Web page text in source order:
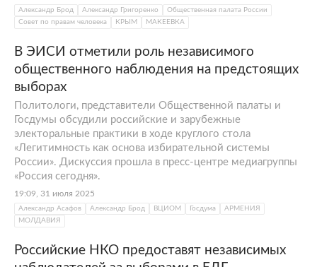
Александр Брод Александр Григоренко
Общественная палата России
Совет по правам человека
КРЫМ МАКЕЕВКА
В ЭИСИ отметили роль независимого
общественного наблюдения на предстоящих
выборах
Политологи, представители Общественной палаты и
Госдумы обсудили российские и зарубежные
электоральные практики в ходе круглого стола
«Легитимность как основа избирательной системы
России». Дискуссия прошла в пресс-центре медиагруппы
«Россия сегодня».
19:09, 31 июля 2025
Александр Асафов Александр Брод ВЦИОМ Госдума
АРМЕНИЯ
МОЛДАВИЯ
Российские НКО предоставят независимых